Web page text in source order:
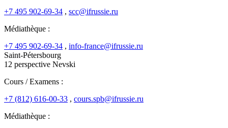
+7 495 902-69-34 , scc@ifrussie.ru
Médiathèque :
+7 495 902-69-34 , info-france@ifrussie.ru
Saint-Pétersbourg
12 perspective Nevski
Cours / Examens :
+7 (812) 616-00-33 , cours.spb@ifrussie.ru
Médiathèque :